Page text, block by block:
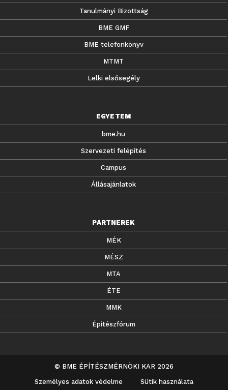
Tanulmányi Bizottság
BME GMF
BME telefonkönyv
MTMT
Lelki elsősegély
EGYETEM
bme.hu
Szervezeti felépítés
Campus
Állásajánlatok
PARTNEREK
MÉK
MÉSZ
MTA
ÉTE
MMK
Építészfórum
© BME ÉPÍTÉSZMÉRNÖKI KAR 2026
Személyes adatok védelme
Sütik használata